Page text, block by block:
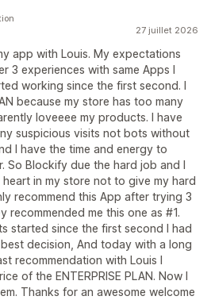
27 juillet 2026
app with Louis. My expectations
3 experiences with same Apps I
working since the first second. I
because my store has too many
loveeee my products. I have
suspicious visits not bots without
I have the time and energy to
So Blockify due the hard job and I
in my store not to give my hard
recommend this App after trying 3
recommended me this one as #1.
started since the first second I had
decision, And today with a long
recommendation with Louis I
of the ENTERPRISE PLAN. Now I
Thanks for an awesome welcome